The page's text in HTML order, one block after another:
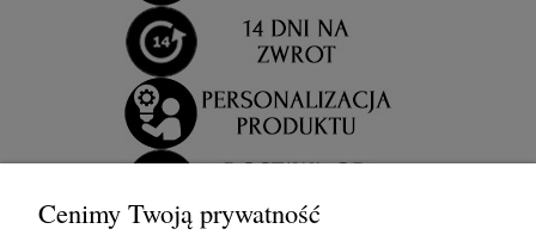
Cenimy Twoją prywatność